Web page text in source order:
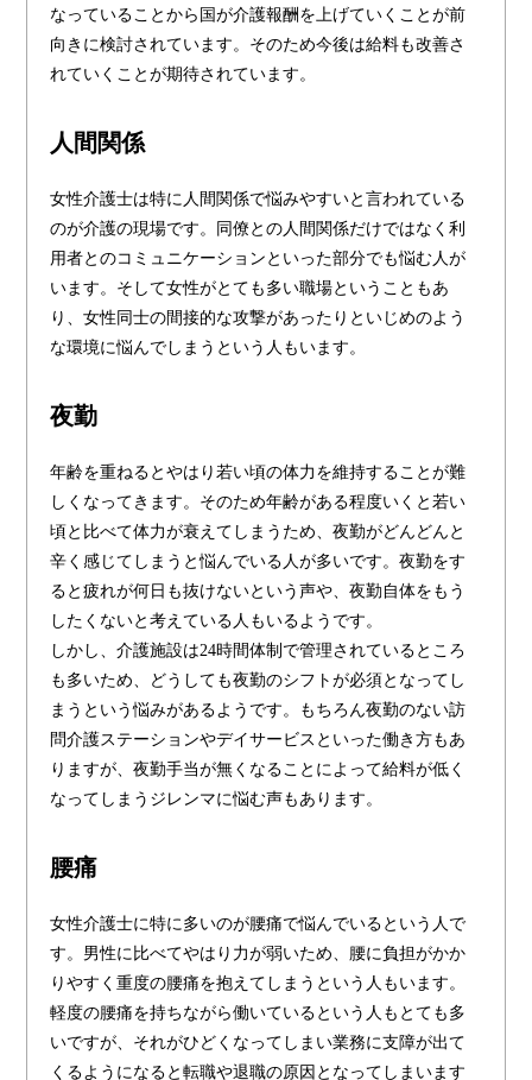
なっていることから国が介護報酬を上げていくことが前
向きに検討されています。そのため今後は給料も改善さ
れていくことが期待されています。
人間関係
女性介護士は特に人間関係で悩みやすいと言われている
のが介護の現場です。同僚との人間関係だけではなく利
用者とのコミュニケーションといった部分でも悩む人が
います。そして女性がとても多い職場ということもあ
り、女性同士の間接的な攻撃があったりといじめのよう
な環境に悩んでしまうという人もいます。
夜勤
年齢を重ねるとやはり若い頃の体力を維持することが難
しくなってきます。そのため年齢がある程度いくと若い
頃と比べて体力が衰えてしまうため、夜勤がどんどんと
辛く感じてしまうと悩んでいる人が多いです。夜勤をす
ると疲れが何日も抜けないという声や、夜勤自体をもう
したくないと考えている人もいるようです。
しかし、介護施設は24時間体制で管理されているところ
も多いため、どうしても夜勤のシフトが必須となってし
まうという悩みがあるようです。もちろん夜勤のない訪
問介護ステーションやデイサービスといった働き方もあ
りますが、夜勤手当が無くなることによって給料が低く
なってしまうジレンマに悩む声もあります。
腰痛
女性介護士に特に多いのが腰痛で悩んでいるという人で
す。男性に比べてやはり力が弱いため、腰に負担がかか
りやすく重度の腰痛を抱えてしまうという人もいます。
軽度の腰痛を持ちながら働いているという人もとても多
いですが、それがひどくなってしまい業務に支障が出て
くるようになると転職や退職の原因となってしまいます